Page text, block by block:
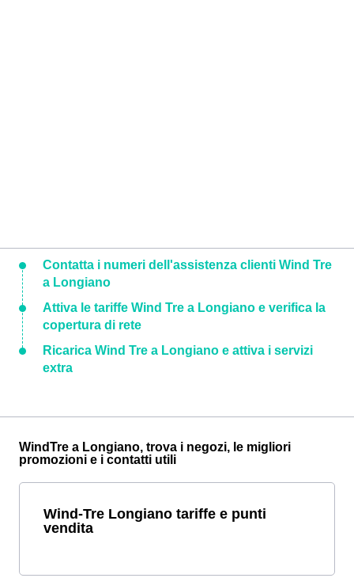
Contatta i numeri dell'assistenza clienti Wind Tre
a Longiano
Attiva le tariffe Wind Tre a Longiano e verifica la
copertura di rete
Ricarica Wind Tre a Longiano e attiva i servizi
extra
WindTre a Longiano, trova i negozi, le migliori
promozioni e i contatti utili
Wind-Tre Longiano tariffe e punti
vendita